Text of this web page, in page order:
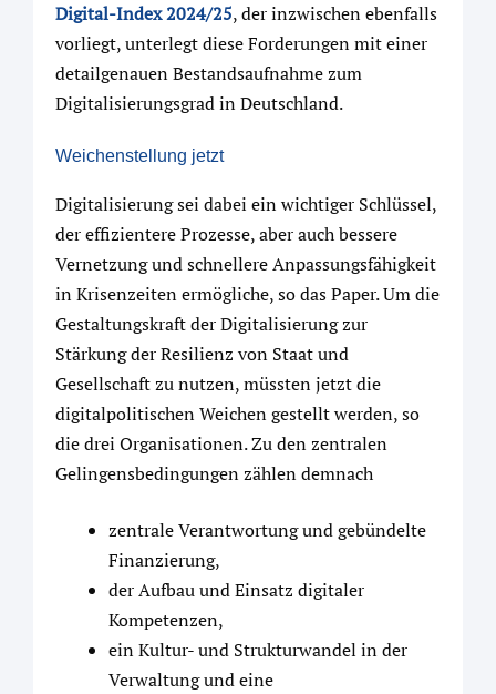
Digital-Index 2024/25, der inzwischen ebenfalls
vorliegt, unterlegt diese Forderungen mit einer
detailgenauen Bestandsaufnahme zum
Digitalisierungsgrad in Deutschland.
Weichenstellung jetzt
Digitalisierung sei dabei ein wichtiger Schlüssel,
der effizientere Prozesse, aber auch bessere
Vernetzung und schnellere Anpassungsfähigkeit
in Krisenzeiten ermögliche, so das Paper. Um die
Gestaltungskraft der Digitalisierung zur
Stärkung der Resilienz von Staat und
Gesellschaft zu nutzen, müssten jetzt die
digitalpolitischen Weichen gestellt werden, so
die drei Organisationen. Zu den zentralen
Gelingensbedingungen zählen demnach
zentrale Verantwortung und gebündelte
Finanzierung,
der Aufbau und Einsatz digitaler
Kompetenzen,
ein Kultur- und Strukturwandel in der
Verwaltung und eine